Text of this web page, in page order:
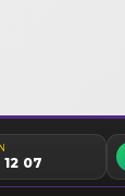
12 07